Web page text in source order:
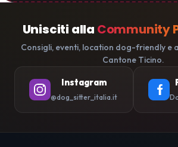
Unisciti alla Community
Consigli, eventi, location dog-friendly e
Cantone Ticino.
Instagram
@dog_sitter_italia.it